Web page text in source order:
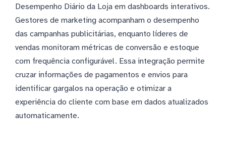
Desempenho Diário da Loja em dashboards interativos.
Gestores de marketing acompanham o desempenho
das campanhas publicitárias, enquanto líderes de
vendas monitoram métricas de conversão e estoque
com frequência configurável. Essa integração permite
cruzar informações de pagamentos e envios para
identificar gargalos na operação e otimizar a
experiência do cliente com base em dados atualizados
automaticamente.